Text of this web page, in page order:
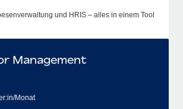
und HRIS – alles in einem Tool
Management
Monat